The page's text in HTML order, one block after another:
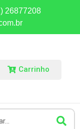
26877208
Carrinho